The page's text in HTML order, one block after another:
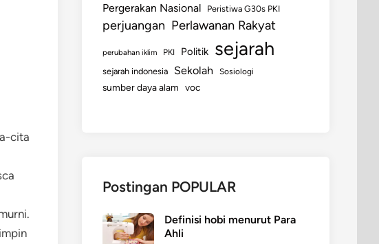
cita
Pergerakan Nasional Peristiwa G30s PKI
perjuangan Perlawanan Rakyat
perubahan iklim PKI Politik sejarah
sejarah indonesia Sekolah Sosiologi
sumber daya alam voc
Postingan POPULAR
Definisi hobi menurut Para
Ahli